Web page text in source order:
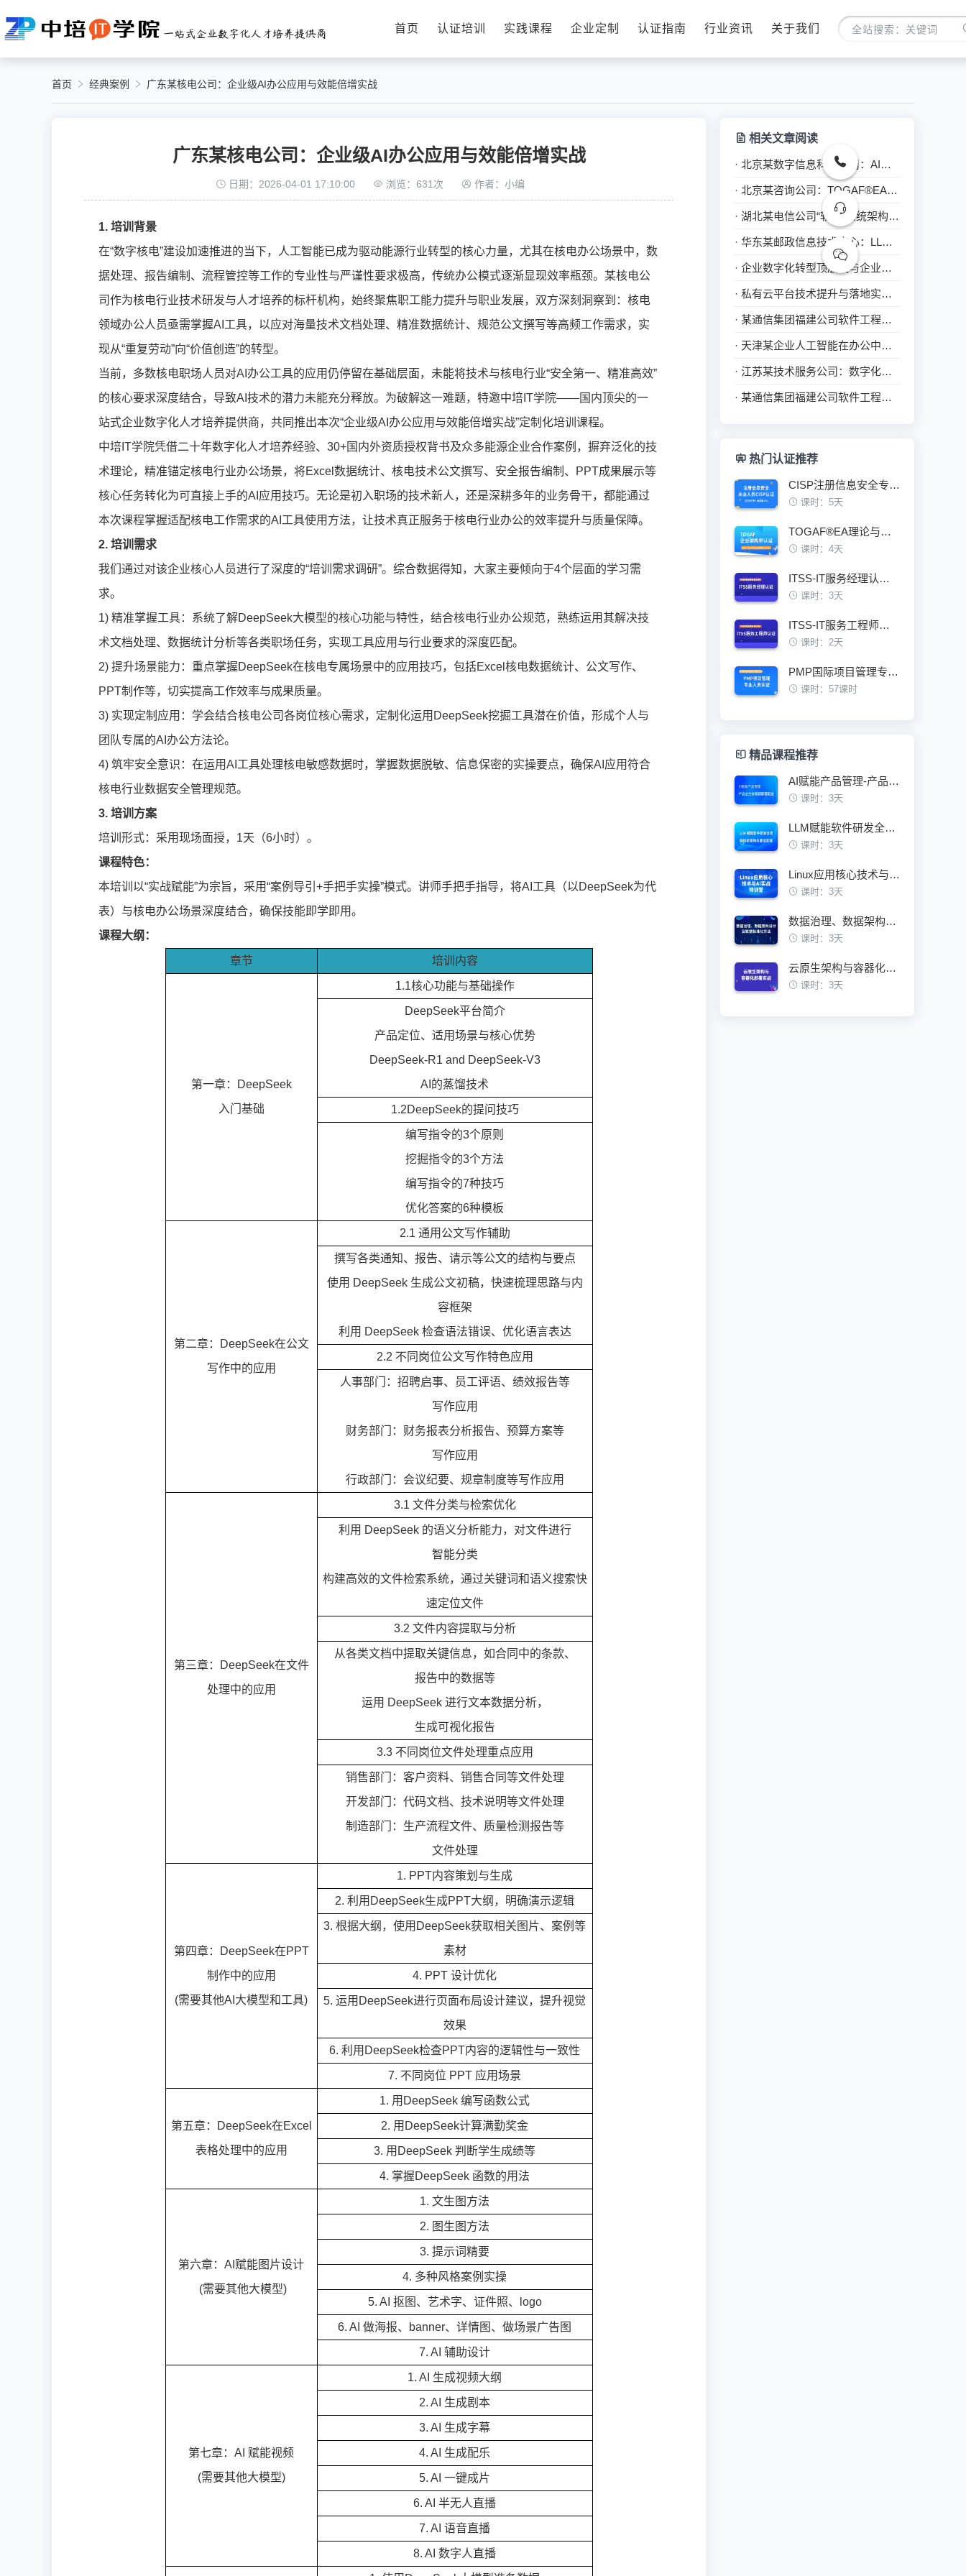
首页 认证培训 实践课程 企业定制 认证指南 行业资讯 关于我们
首页 经典案例 广东某核电公司：企业级AI办公应用与效能倍增实战
广东某核电公司：企业级AI办公应用与效能倍增实战
日期：2026-04-01 17:10:00 浏览：631次 作者：小编
1. 培训背景
在“数字核电”建设加速推进的当下，人工智能已成为驱动能源行业转型的核心力量，尤其在核电办公场景中，数
据处理、报告编制、流程管控等工作的专业性与严谨性要求极高，传统办公模式逐渐显现效率瓶颈。某核电公
司作为核电行业技术研发与人才培养的标杆机构，始终聚焦职工能力提升与职业发展，双方深刻洞察到：核电
领域办公人员亟需掌握AI工具，以应对海量技术文档处理、精准数据统计、规范公文撰写等高频工作需求，实
现从“重复劳动”向“价值创造”的转型。
当前，多数核电职场人员对AI办公工具的应用仍停留在基础层面，未能将技术与核电行业“安全第一、精准高效”
的核心要求深度结合，导致AI技术的潜力未能充分释放。为破解这一难题，特邀中培IT学院——国内顶尖的一
站式企业数字化人才培养提供商，共同推出本次“企业级AI办公应用与效能倍增实战”定制化培训课程。
中培IT学院凭借二十年数字化人才培养经验、30+国内外资质授权背书及众多能源企业合作案例，摒弃泛化的技
术理论，精准锚定核电行业办公场景，将Excel数据统计、核电技术公文撰写、安全报告编制、PPT成果展示等
核心任务转化为可直接上手的AI应用技巧。无论是初入职场的技术新人，还是深耕多年的业务骨干，都能通过
本次课程掌握适配核电工作需求的AI工具使用方法，让技术真正服务于核电行业办公的效率提升与质量保障。
2. 培训需求
我们通过对该企业核心人员进行了深度的“培训需求调研”。综合数据得知，大家主要倾向于4个层面的学习需
求。
1) 精准掌握工具：系统了解DeepSeek大模型的核心功能与特性，结合核电行业办公规范，熟练运用其解决技
术文档处理、数据统计分析等各类职场任务，实现工具应用与行业要求的深度匹配。
2) 提升场景能力：重点掌握DeepSeek在核电专属场景中的应用技巧，包括Excel核电数据统计、公文写作、
PPT制作等，切实提高工作效率与成果质量。
3) 实现定制应用：学会结合核电公司各岗位核心需求，定制化运用DeepSeek挖掘工具潜在价值，形成个人与
团队专属的AI办公方法论。
4) 筑牢安全意识：在运用AI工具处理核电敏感数据时，掌握数据脱敏、信息保密的实操要点，确保AI应用符合
核电行业数据安全管理规范。
3. 培训方案
培训形式：采用现场面授，1天（6小时）。
课程特色：
本培训以“实战赋能”为宗旨，采用“案例导引+手把手实操”模式。讲师手把手指导，将AI工具（以DeepSeek为代
表）与核电办公场景深度结合，确保技能即学即用。
课程大纲：
章节 培训内容
第一章：DeepSeek
入门基础
1.1核心功能与基础操作
DeepSeek平台简介
产品定位、适用场景与核心优势
DeepSeek-R1 and DeepSeek-V3
AI的蒸馏技术
1.2DeepSeek的提问技巧
编写指令的3个原则
挖掘指令的3个方法
编写指令的7种技巧
优化答案的6种模板
第二章：DeepSeek在公文
写作中的应用
2.1 通用公文写作辅助
撰写各类通知、报告、请示等公文的结构与要点
使用 DeepSeek 生成公文初稿，快速梳理思路与内
容框架
利用 DeepSeek 检查语法错误、优化语言表达
2.2 不同岗位公文写作特色应用
人事部门：招聘启事、员工评语、绩效报告等
写作应用
财务部门：财务报表分析报告、预算方案等
写作应用
行政部门：会议纪要、规章制度等写作应用
第三章：DeepSeek在文件
处理中的应用
3.1 文件分类与检索优化
利用 DeepSeek 的语义分析能力，对文件进行
智能分类
构建高效的文件检索系统，通过关键词和语义搜索快
速定位文件
3.2 文件内容提取与分析
从各类文档中提取关键信息，如合同中的条款、
报告中的数据等
运用 DeepSeek 进行文本数据分析，
生成可视化报告
3.3 不同岗位文件处理重点应用
销售部门：客户资料、销售合同等文件处理
开发部门：代码文档、技术说明等文件处理
制造部门：生产流程文件、质量检测报告等
文件处理
第四章：DeepSeek在PPT
制作中的应用
(需要其他AI大模型和工具)
1. PPT内容策划与生成
2. 利用DeepSeek生成PPT大纲，明确演示逻辑
3. 根据大纲，使用DeepSeek获取相关图片、案例等
素材
4. PPT 设计优化
5. 运用DeepSeek进行页面布局设计建议，提升视觉
效果
6. 利用DeepSeek检查PPT内容的逻辑性与一致性
7. 不同岗位 PPT 应用场景
第五章：DeepSeek在Excel
表格处理中的应用
1. 用DeepSeek 编写函数公式
2. 用DeepSeek计算满勤奖金
3. 用DeepSeek 判断学生成绩等
4. 掌握DeepSeek 函数的用法
第六章：AI赋能图片设计
(需要其他大模型)
1. 文生图方法
2. 图生图方法
3. 提示词精要
4. 多种风格案例实操
5. AI 抠图、艺术字、证件照、logo
6. AI 做海报、banner、详情图、做场景广告图
7. AI 辅助设计
第七章：AI 赋能视频
(需要其他大模型)
1. AI 生成视频大纲
2. AI 生成剧本
3. AI 生成字幕
4. AI 生成配乐
5. AI 一键成片
6. AI 半无人直播
7. AI 语音直播
8. AI 数字人直播
相关文章阅读
· 北京某数字信息科技公司：AI应用助力职场效能提升
· 北京某咨询公司：TOGAF®EA认证-企业架构深度研修培训
· 湖北某电信公司“软考-系统架构设计师” 考前培训—成功案例
· 华东某邮政信息技术中心：LLM大模型应用与智能体开发实战
· 企业数字化转型顶层设与企业架构TOGAF9.2鉴定级认证培训
· 私有云平台技术提升与落地实践培训
· 某通信集团福建公司软件工程造价培训
· 天津某企业人工智能在办公中的应用培训
· 江苏某技术服务公司：数字化转型驱动下的TOGAF认证与实践
· 某通信集团福建公司软件工程造价培训
热门认证推荐
CISP注册信息安全专业人员认证培训班
课时：5天
TOGAF®EA理论与实践鉴定级认证培训班
课时：4天
ITSS-IT服务经理认证培训班
课时：3天
ITSS-IT服务工程师认证培训班
课时：2天
PMP国际项目管理专业人员资格认证培训班
课时：57课时
精品课程推荐
AI赋能产品管理-产品全生命周期管理实战
课时：3天
LLM赋能软件研发全流程技术架构与最佳实践
课时：3天
Linux应用核心技术与AI实战特训营
课时：3天
数据治理、数据架构设计及数据标准化方法
课时：3天
云原生架构与容器化部署实战训练营
课时：3天